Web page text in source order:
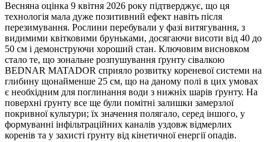
Весняна оцінка 9 квітня 2026 року підтверджує, що ця
технологія мала дуже позитивний ефект навіть після
перезимування. Рослини перебували у фазі витягування, з
видимими квітковими бруньками, досягаючи висоти від 40 до
50 см і демонструючи хороший стан. Ключовим висновком
стало те, що зональне розпушування ґрунту сівалкою
BEDNAR MATADOR сприяло розвитку кореневої системи на
глибину щонайменше 25 см, що на даному полі в цих умовах
є необхідним для поглинання води з нижніх шарів ґрунту. На
поверхні ґрунту все ще були помітні залишки замерзлої
покривної культури; їх значення полягало, серед іншого, у
формуванні інфільтраційних каналів уздовж відмерлих
коренів та у захисті ґрунту від кінетичної енергії опадів.